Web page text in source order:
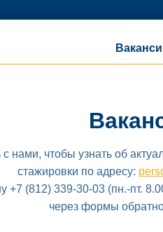
нами, чтобы узнать об
стажировки по адресу:
+7 (812) 339-30-03 (пн.-пт.
через формы